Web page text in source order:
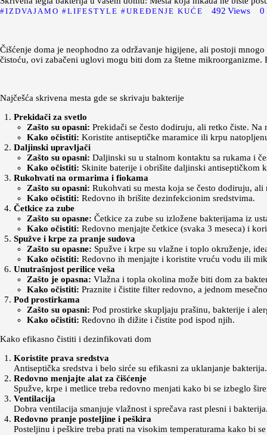
IZDVAJAMO LIFESTYLE UREĐENJE KUĆE 492 Views 0
Čišćenje doma je neophodno za održavanje higijene, ali postoji
čistoću, ovi zabačeni uglovi mogu biti dom za štetne
Najčešća skrivena mesta gde se skrivaju bakterije
Prekidači za svetlo
Zašto su opasni: Prekidači se često dodiruju, ali retko čiste.
Kako očistiti: Koristite antiseptičke maramice ili krpu
Daljinski upravljači
Zašto su opasni: Daljinski su u stalnom kontaktu sa rukama i
Kako očistiti: Skinite baterije i obrišite daljinski antiseptičkom
Rukohvati na ormarima i fiokama
Zašto su opasni: Rukohvati su mesta koja se često dodiruju, ali
Kako očistiti: Redovno ih brišite dezinfekcionim sredstvima.
Četkice za zube
Zašto su opasne: Četkice za zube su izložene bakterijama iz
Kako očistiti: Redovno menjajte četkice (svaka 3 meseca) i
Spužve i krpe za pranje sudova
Zašto su opasne: Spužve i krpe su vlažne i toplo okruženje,
Kako očistiti: Redovno ih menjajte i koristite vruću vodu ili
Unutrašnjost perilice veša
Zašto je opasna: Vlažna i topla okolina može biti dom za
Kako očistiti: Praznite i čistite filter redovno, a jednom
Pod prostirkama
Zašto su opasni: Pod prostirke skupljaju prašinu, bakterije i
Kako očistiti: Redovno ih dižite i čistite pod ispod njih.
Kako efikasno čistiti i dezinfikovati dom
Koristite prava sredstva
Antiseptička sredstva i belo sirće su efikasni za uklanjanje bakterija.
Redovno menjajte alat za čišćenje
Spužve, krpe i metlice treba redovno menjati kako bi se izbeglo
Ventilacija
Dobra ventilacija smanjuje vlažnost i sprečava rast plesni i
Redovno pranje posteljine i peškira
Posteljinu i peškire treba prati na visokim temperaturama kako bi